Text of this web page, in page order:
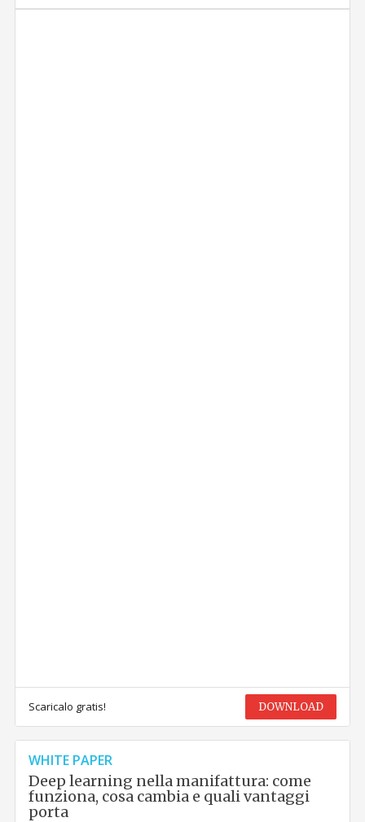
Scaricalo gratis! DOWNLOAD
WHITE PAPER
Deep learning nella manifattura: come
funziona, cosa cambia e quali vantaggi
porta